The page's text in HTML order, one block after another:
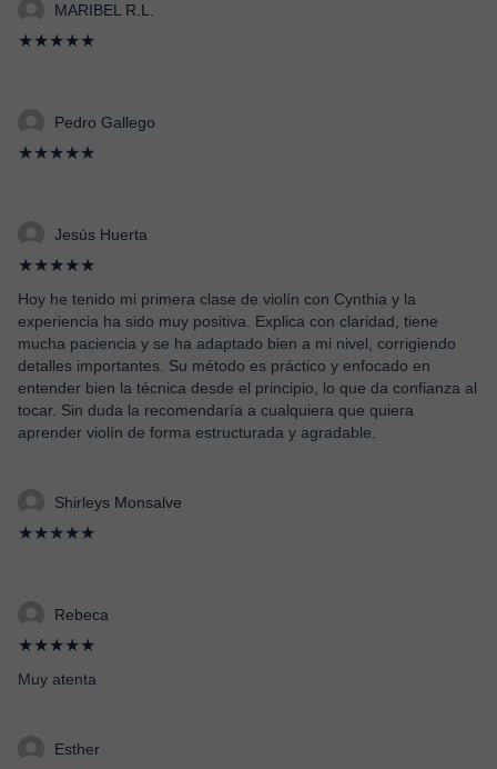
MARIBEL R.L.
★★★★★
Pedro Gallego
★★★★★
Jesús Huerta
★★★★★
Hoy he tenido mi primera clase de violín con Cynthia y la
experiencia ha sido muy positiva. Explica con claridad, tiene
mucha paciencia y se ha adaptado bien a mi nivel, corrigiendo
detalles importantes. Su método es práctico y enfocado en
entender bien la técnica desde el principio, lo que da confianza al
tocar. Sin duda la recomendaría a cualquiera que quiera
aprender violín de forma estructurada y agradable.
Shirleys Monsalve
★★★★★
Rebeca
★★★★★
Muy atenta
Esther